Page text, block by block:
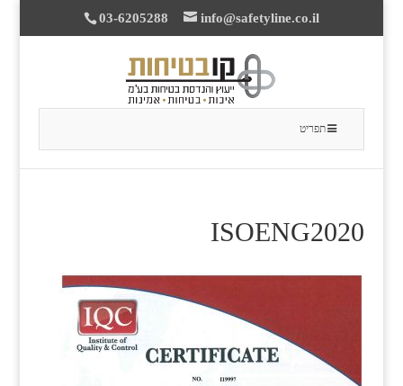
03-6205288 info@safetyline.co.il
תפריט
ISOENG2020